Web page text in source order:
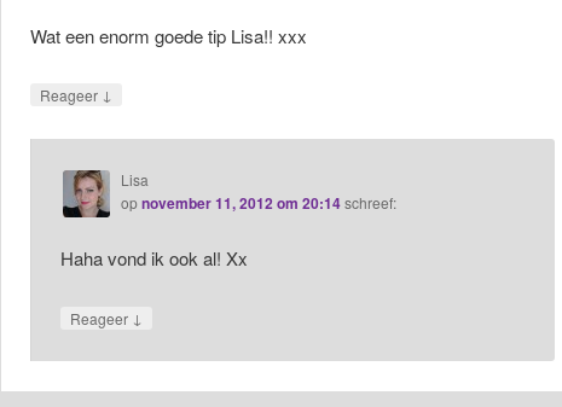
Wat een enorm goede tip Lisa!! xxx
Reageer ↓
Lisa
opnovember 11, 2012 om 20:14schreef:
Haha vond ik ook al! Xx
Reageer ↓